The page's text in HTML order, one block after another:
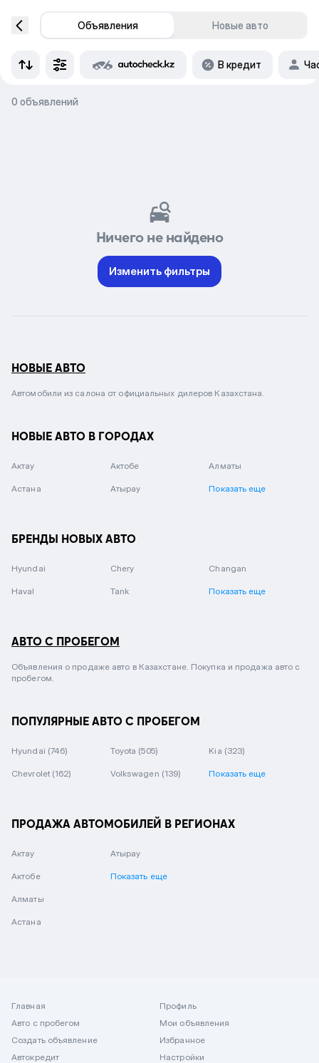
Объявления Новые авто
В кредит
0 объявлений
Ничего не найдено
Изменить фильтры
НОВЫЕ АВТО
Автомобили из салона от официальных дилеров Казахстана.
НОВЫЕ АВТО В ГОРОДАХ
Актау Актобе Алматы
Астана Атырау Показать еще
БРЕНДЫ НОВЫХ АВТО
Hyundai Chery Changan
Haval Tank Показать еще
АВТО С ПРОБЕГОМ
Объявления о продаже авто в Казахстане. Покупка и продажа авто с
пробегом.
ПОПУЛЯРНЫЕ АВТО С ПРОБЕГОМ
Hyundai (746) Toyota (505) Kia (323)
Chevrolet (162) Volkswagen (139) Показать еще
ПРОДАЖА АВТОМОБИЛЕЙ В РЕГИОНАХ
Актау
Актобе
Алматы
Астана
Атырау
Показать еще
Главная
Авто с пробегом
Создать объявление
Автокредит
Профиль
Мои объявления
Избранное
Настройки